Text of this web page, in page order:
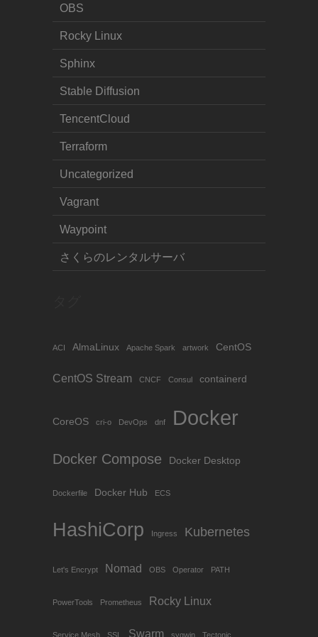
OBS
Rocky Linux
Sphinx
Stable Diffusion
TencentCloud
Terraform
Uncategorized
Vagrant
Waypoint
さくらのレンタルサーバ
ACI AlmaLinux Apache Spark artwork CentOS
CentOS Stream CNCF Consul containerd
CoreOS cri-o DevOps dnf Docker
Docker Compose Docker Desktop
Dockerfile Docker Hub ECS
HashiCorp Ingress Kubernetes
Let's Encrypt Nomad OBS Operator PATH
PowerTools Prometheus Rocky Linux
Service Mesh SSL Swarm sygwin Tectonic